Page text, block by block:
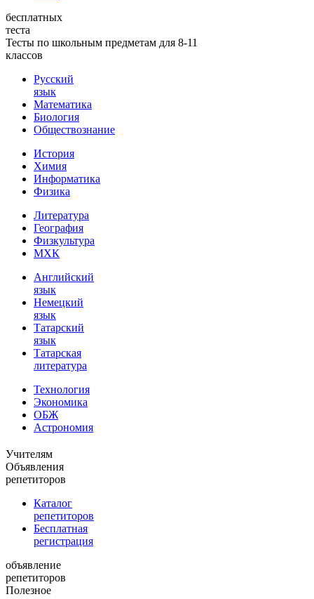
бесплатных
теста
Тесты по школьным предметам для 8-11
классов
Русский
язык
Математика
Биология
Обществознание
История
Химия
Информатика
Физика
Литература
География
Физкультура
МХК
Английский
язык
Немецкий
язык
Татарский
язык
Татарская
литература
Технология
Экономика
ОБЖ
Астрономия
Учителям
Объявления
репетиторов
Каталог
репетиторов
Бесплатная
регистрация
объявление
репетиторов
Полезное